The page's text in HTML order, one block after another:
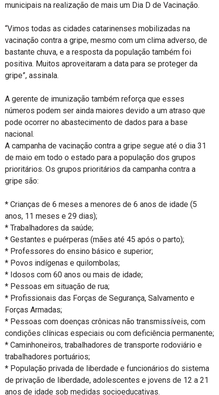
municipais na realização de mais um Dia D de Vacinação.
“Vimos todas as cidades catarinenses mobilizadas na
vacinação contra a gripe, mesmo com um clima adverso, de
bastante chuva, e a resposta da população também foi
positiva. Muitos aproveitaram a data para se proteger da
gripe”, assinala.
A gerente de imunização também reforça que esses
números podem ser ainda maiores devido a um atraso que
pode ocorrer no abastecimento de dados para a base
nacional.
A campanha de vacinação contra a gripe segue até o dia 31
de maio em todo o estado para a população dos grupos
prioritários. Os grupos prioritários da campanha contra a
gripe são:
* Crianças de 6 meses a menores de 6 anos de idade (5
anos, 11 meses e 29 dias);
* Trabalhadores da saúde;
* Gestantes e puérperas (mães até 45 após o parto);
* Professores do ensino básico e superior;
* Povos indígenas e quilombolas;
* Idosos com 60 anos ou mais de idade;
* Pessoas em situação de rua;
* Profissionais das Forças de Segurança, Salvamento e
Forças Armadas;
* Pessoas com doenças crônicas não transmissíveis, com
condições clínicas especiais ou com deficiência permanente;
* Caminhoneiros, trabalhadores de transporte rodoviário e
trabalhadores portuários;
* População privada de liberdade e funcionários do sistema
de privação de liberdade, adolescentes e jovens de 12 a 21
anos de idade sob medidas socioeducativas.